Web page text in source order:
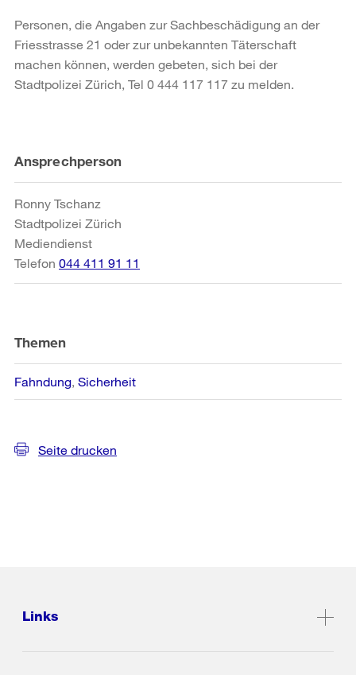
Personen, die Angaben zur Sachbeschädigung an der
Friesstrasse 21 oder zur unbekannten Täterschaft
machen können, werden gebeten, sich bei der
Stadtpolizei Zürich, Tel 0 444 117 117 zu melden.
Weitere
Informationen
Ansprechperson
Ronny Tschanz
Stadtpolizei Zürich
Mediendienst
Telefon 044 411 91 11
Themen
Fahndung Sicherheit
Seite drucken
Links